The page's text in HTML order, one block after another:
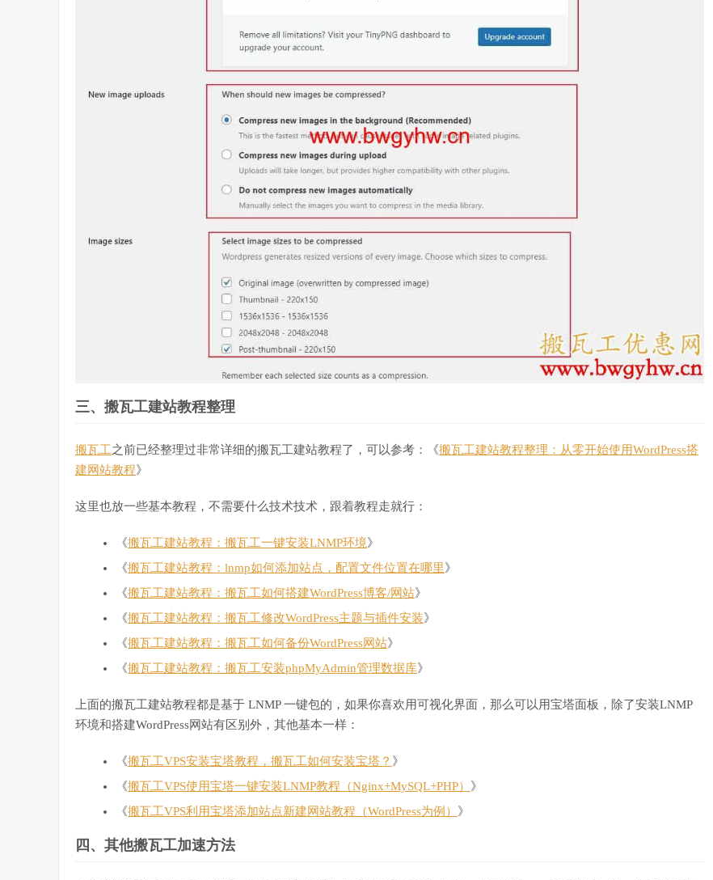
三、搬瓦工建站教程整理
搬瓦工之前已经整理过非常详细的搬瓦工建站教程了，可以参考：《搬瓦工建站教程整理：从零开始使用WordPress搭
建网站教程》
这里也放一些基本教程，不需要什么技术技术，跟着教程走就行：
《搬瓦工建站教程：搬瓦工一键安装LNMP环境》
《搬瓦工建站教程：lnmp如何添加站点，配置文件位置在哪里》
《搬瓦工建站教程：搬瓦工如何搭建WordPress博客/网站》
《搬瓦工建站教程：搬瓦工修改WordPress主题与插件安装》
《搬瓦工建站教程：搬瓦工如何备份WordPress网站》
《搬瓦工建站教程：搬瓦工安装phpMyAdmin管理数据库》
上面的搬瓦工建站教程都是基于 LNMP 一键包的，如果你喜欢用可视化界面，那么可以用宝塔面板，除了安装LNMP
环境和搭建WordPress网站有区别外，其他基本一样：
《搬瓦工VPS安装宝塔教程，搬瓦工如何安装宝塔？ 》
《搬瓦工VPS使用宝塔一键安装LNMP教程（Nginx+MySQL+PHP） 》
《搬瓦工VPS利用宝塔添加站点新建网站教程（WordPress为例） 》
四、其他搬瓦工加速方法